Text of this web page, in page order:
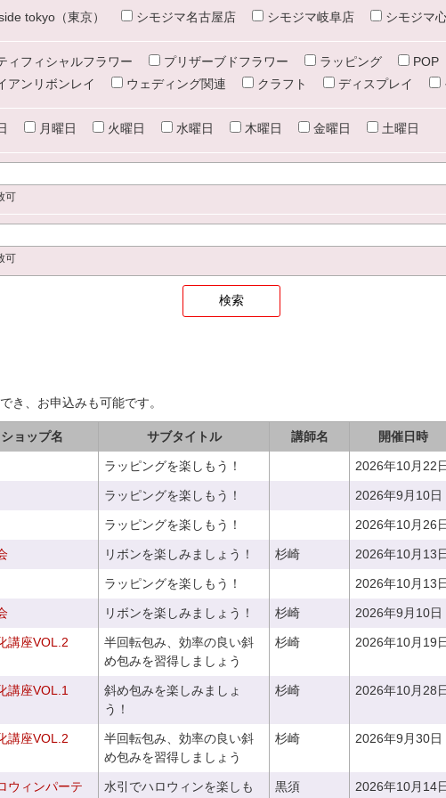
tokyo（東京） シモジマ名古屋店 シモジマ岐阜店 シモジマ
ィフィシャルフラワー プリザーブドフラワー ラッピング POP
アンリボンレイ
ウェディング関連 クラフト ディスプレイ
月曜日 火曜日 水曜日 木曜日 金曜日 土曜日
可
可
き、お申込みも可能です。
ョップ名 サブタイトル 講師名 開催日時
ラッピングを楽しもう！ 2026年10月22
ラッピングを楽しもう！ 2026年9月10日
ラッピングを楽しもう！ 2026年10月26
リボンを楽しみましょう！ 杉崎 2026年10月13
ラッピングを楽しもう！ 2026年10月13
リボンを楽しみましょう！ 杉崎 2026年9月10日
講座VOL.2
半回転包み、効率の良い斜
め包みを習得しましょう
杉崎 2026年10月19
講座VOL.1
斜め包みを楽しみましょ
う！
杉崎 2026年10月28
講座VOL.2
半回転包み、効率の良い斜
め包みを習得しましょう
杉崎 2026年9月30日
ウィンパーテ 水引でハロウィンを楽しも 黒須 2026年10月14